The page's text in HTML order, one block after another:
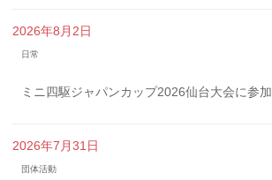
2026年8月2日
日常
ミニ四駆ジャパンカップ2026仙台大会に参加
2026年7月31日
団体活動